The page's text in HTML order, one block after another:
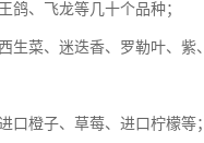
鸽、飞龙等几十个品种；
菜、迷迭香、罗勒叶、紫
口橙子、草莓、进口柠檬等；